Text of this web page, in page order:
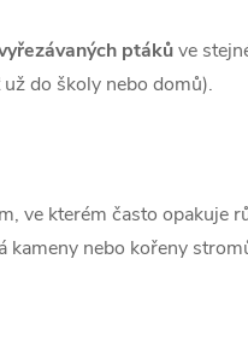
ptákůve
do školy nebo domů).
ve kterém často opakuje
nebo kořeny